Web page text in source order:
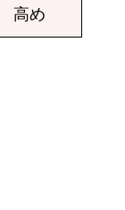
高め